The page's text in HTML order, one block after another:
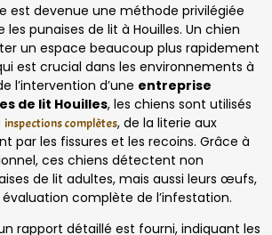
est devenue une méthode privilégiée
punaises de lit à Houilles. Un chien
un espace beaucoup plus rapidement
est crucial dans les environnements à
l’intervention d’une entreprise
de lit Houilles, les chiens sont utilisés
inspections complètes, de la literie aux
par les fissures et les recoins. Grâce à
ces chiens détectent non
de lit adultes, mais aussi leurs œufs,
complète de l’infestation.
rapport détaillé est fourni, indiquant les